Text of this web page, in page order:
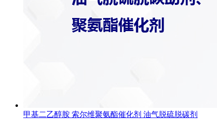
甲基二乙醇胺 索尔维聚氨酯催化剂 油气脱硫脱碳剂